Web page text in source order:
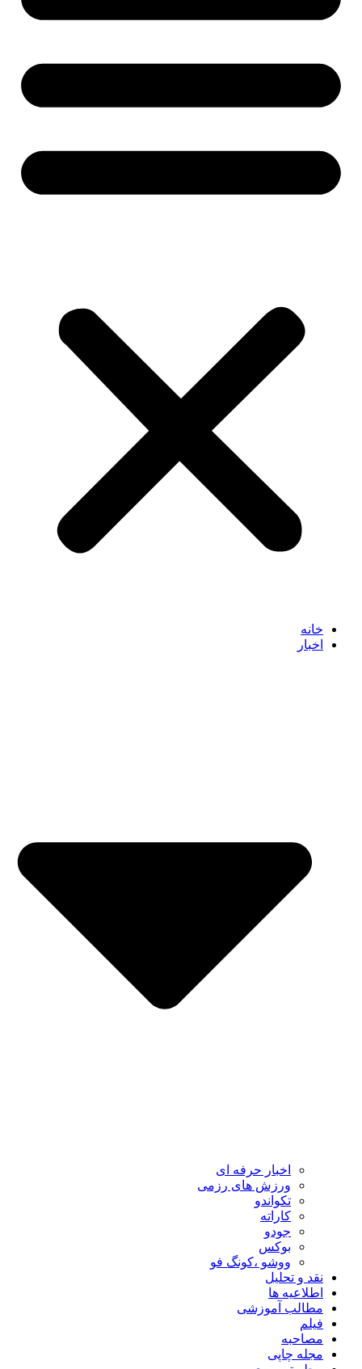
خانه
اخبار
اخبار حرفه ای
ورزش های رزمی
تکواندو
کاراته
جودو
بوکس
ووشو ،کونگ فو
نقد و تحلیل
اطلاعیه ها
مطالب آموزشی
فیلم
مصاحبه
مجله چاپی